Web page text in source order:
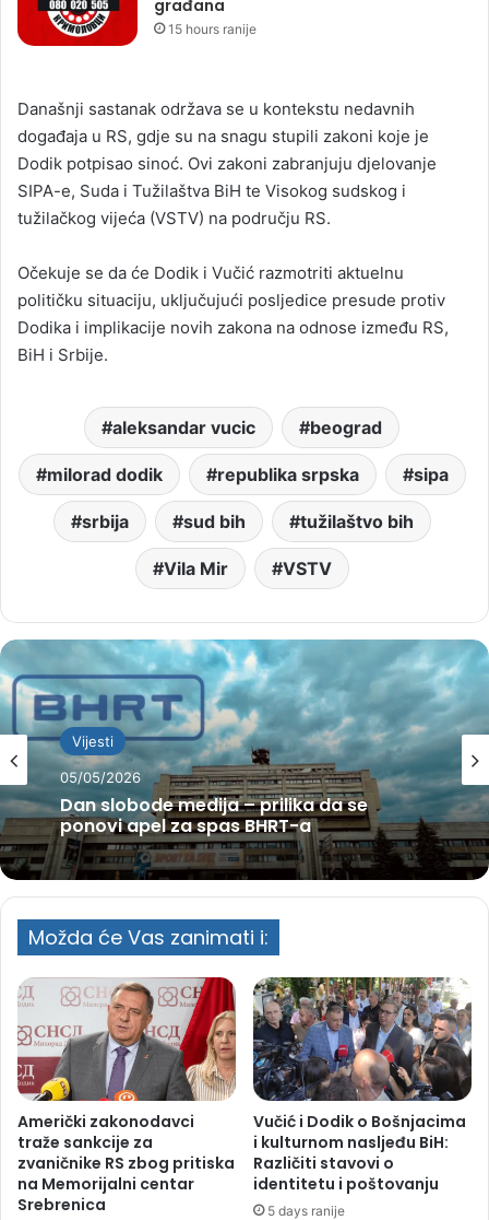
građana
15 hours ranije
Današnji sastanak održava se u kontekstu nedavnih
događaja u RS, gdje su na snagu stupili zakoni koje je
Dodik potpisao sinoć. Ovi zakoni zabranjuju djelovanje
SIPA-e, Suda i Tužilaštva BiH te Visokog sudskog i
tužilačkog vijeća (VSTV) na području RS.
Očekuje se da će Dodik i Vučić razmotriti aktuelnu
političku situaciju, uključujući posljedice presude protiv
Dodika i implikacije novih zakona na odnose između RS,
BiH i Srbije.
aleksandar vucic beograd
milorad dodik republika srpska sipa
srbija sud bih tužilaštvo bih
Vila Mir VSTV
Vijesti
05/05/2026
Dan slobode medija – prilika da se
ponovi apel za spas BHRT-a
Možda će Vas zanimati i:
Američki zakonodavci
traže sankcije za
zvaničnike RS zbog pritiska
na Memorijalni centar
Srebrenica
Vučić i Dodik o Bošnjacima
i kulturnom nasljeđu BiH:
Različiti stavovi o
identitetu i poštovanju
5 days ranije